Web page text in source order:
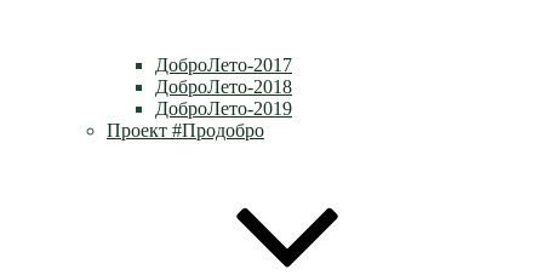
ДоброЛето-2017
ДоброЛето-2018
ДоброЛето-2019
Проект #Продобро